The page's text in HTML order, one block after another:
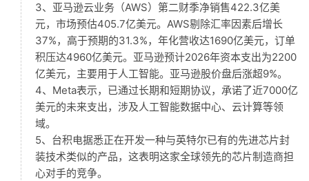
3、亚马逊云业务（AWS）第二财季净销售422.3亿美
元，市场预估405.7亿美元。AWS剔除汇率因素后增长
37%，高于预期的31.3%，年化营收达1690亿美元，订单
积压达4960亿美元。亚马逊预计2026年资本支出为2200
亿美元，主要用于人工智能。亚马逊股价盘后涨超9%。
4、Meta表示，已通过长期和短期协议，承诺了近7000亿
美元的未来支出，涉及人工智能数据中心、云计算等领
域。
5、台积电据悉正在开发一种与英特尔已有的先进芯片封
装技术类似的产品，这表明这家全球领先的芯片制造商担
心对手的竞争。